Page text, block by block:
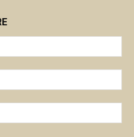
:*
:*
: